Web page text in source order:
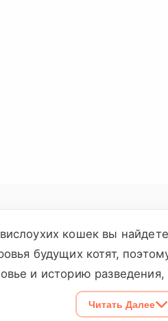
кошек вы
будущих котят,
и историю
по разведению,
медицинские
Читать Далее